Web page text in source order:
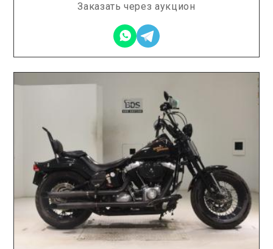
Заказать через аукцион